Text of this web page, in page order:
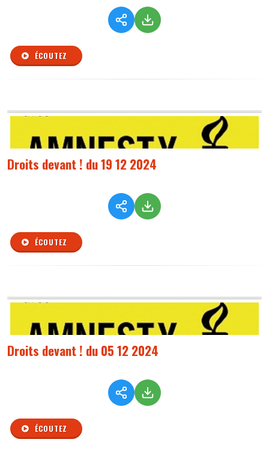
ÉCOUTEZ
Droits devant ! du 19 12 2024
ÉCOUTEZ
Droits devant ! du 05 12 2024
ÉCOUTEZ